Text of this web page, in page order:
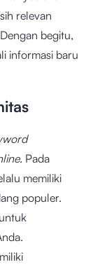
relevan
begitu,
informasi baru
. Pada
memiliki
populer.